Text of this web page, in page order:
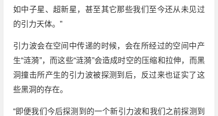
如中子星、超新星，甚至其它那些我们至今还从未见过
的引力天体。”
引力波会在空间中传递的时候，会在所经过的空间中产
生“涟漪”，而这些“涟漪”会造成时空的压缩和拉伸，而黑
洞撞击所产生的引力波被探测到后，反过来也证实了这
些黑洞的存在。
“即便我们今后探测到的一个新引力波和我们之前探测到